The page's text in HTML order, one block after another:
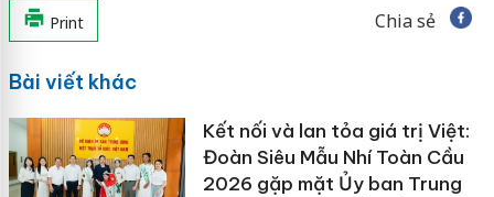
Print Chia sẻ
Bài viết khác
Kết nối và lan tỏa giá trị Việt:
Đoàn Siêu Mẫu Nhí Toàn Cầu
2026 gặp mặt Ủy ban Trung